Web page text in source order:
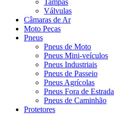
Válvulas
Câmaras de Ar
Moto Peças
Pneus
Pneus de Moto
Pneus Mini-veículos
Pneus Industriais
Pneus de Passeio
Pneus Agrícolas
Pneus Fora de Estrada
Pneus de Caminhão
Protetores